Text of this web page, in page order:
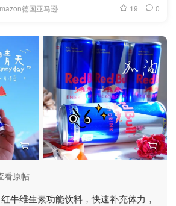
德国亚马逊 19 0
看原帖
牛维生素功能饮料，快速补充体力，